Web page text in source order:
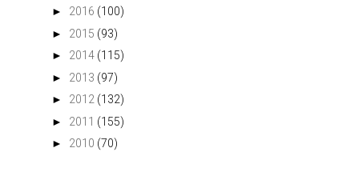
► 2016 (100)
► 2015 (93)
► 2014 (115)
► 2013 (97)
► 2012 (132)
► 2011 (155)
► 2010 (70)